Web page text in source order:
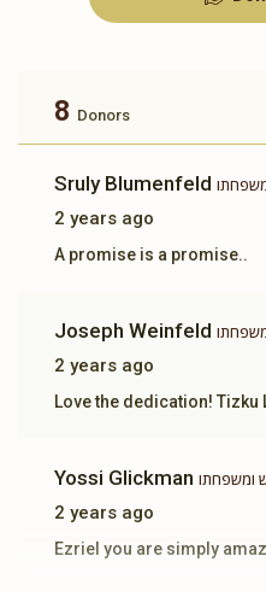
תומך תורה
8 Donors
Sruly Blumenfeld
2 years ago
A promise is a promise..
Joseph Weinfeld
2 years ago
Love the dedication! Tizku
Yossi Glickman ומשפחתו
2 years ago
Ezriel you are simply